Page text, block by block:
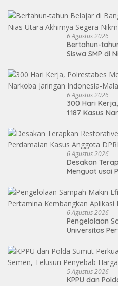
6 Agustus 2026
Bertahun-
Siswa SMP di
6 Agustus 2026
300 Hari
1.187 Kasus
6 Agustus 2026
Desakan
Menguat usai
6 Agustus 2026
Pengelolaan
Universitas
5 Agustus 2026
KPPU dan